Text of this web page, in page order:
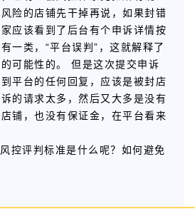
险的店铺先干掉再说，如果封错
应该看到了后台有个申诉详情按
一类，“平台误判”，这就解释了
可能性的。 但是这次提交申诉
平台的任何回复，应该是被封店
的请求太多，然后又大多是没有
铺，也没有保证金，在平台看来
控评判标准是什么呢？如何避免